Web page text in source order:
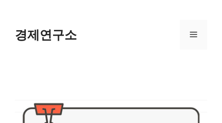
content경제연구소 Menu